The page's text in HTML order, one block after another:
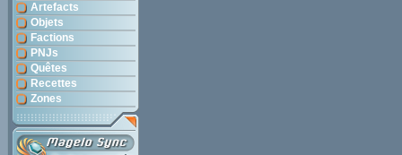
Artefacts
Objets
Factions
PNJs
Quêtes
Recettes
Zones